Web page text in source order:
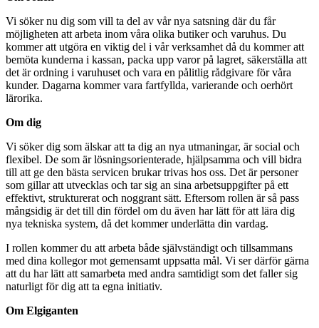
Vi söker nu dig som vill ta del av vår nya satsning där du får
möjligheten att arbeta inom våra olika butiker och varuhus. Du
kommer att utgöra en viktig del i vår verksamhet då du kommer att
bemöta kunderna i kassan, packa upp varor på lagret, säkerställa att
det är ordning i varuhuset och vara en pålitlig rådgivare för våra
kunder. Dagarna kommer vara fartfyllda, varierande och oerhört
lärorika.
Om dig
Vi söker dig som älskar att ta dig an nya utmaningar, är social och
flexibel. De som är lösningsorienterade, hjälpsamma och vill bidra
till att ge den bästa servicen brukar trivas hos oss. Det är personer
som gillar att utvecklas och tar sig an sina arbetsuppgifter på ett
effektivt, strukturerat och noggrant sätt. Eftersom rollen är så pass
mångsidig är det till din fördel om du även har lätt för att lära dig
nya tekniska system, då det kommer underlätta din vardag.
I rollen kommer du att arbeta både självständigt och tillsammans
med dina kollegor mot gemensamt uppsatta mål. Vi ser därför gärna
att du har lätt att samarbeta med andra samtidigt som det faller sig
naturligt för dig att ta egna initiativ.
Om Elgiganten